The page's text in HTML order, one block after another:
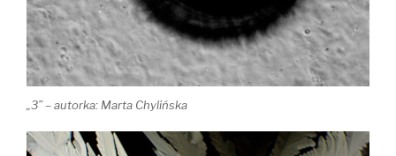
„3” – autorka: Marta Chylińska